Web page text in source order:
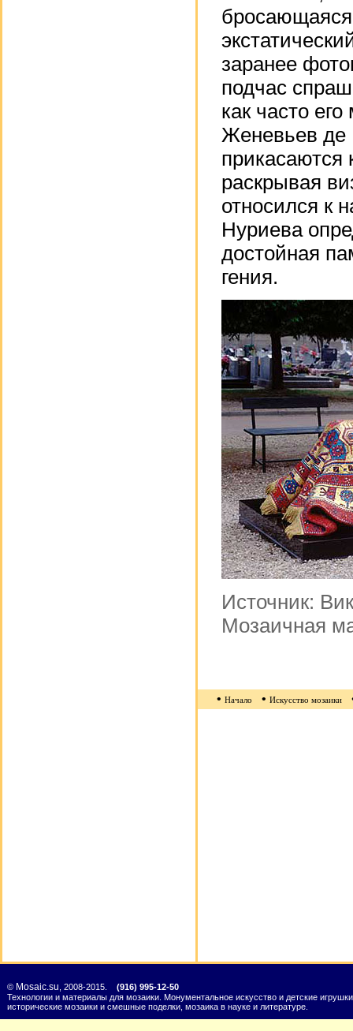
бросающаяся
заранее
подчас
как часто
Женевьев де
прикасаются
раскрывая
относился к
Нуриева
достойная
гения.
Источник:
Мозаичная
• Начало • Искусство мозаики
© Mosaic.su , 2008-2015. (916) 995-12-50
Технологии и материалы для мозаики. Монументальное искусство и детские
исторические мозаики и смешные поделки, мозаика в науке и литературе.